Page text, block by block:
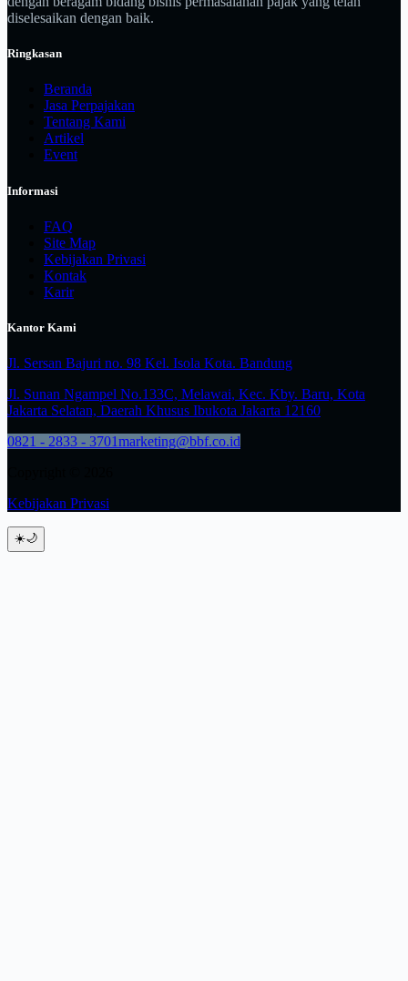
diselesaikan dengan baik.
Ringkasan
Beranda
Jasa Perpajakan
Tentang Kami
Artikel
Event
Informasi
FAQ
Site Map
Kebijakan Privasi
Kontak
Karir
Kantor Kami
Jl. Sersan Bajuri no. 98 Kel. Isola Kota. Bandung
Jl. Sunan Ngampel No.133C, Melawai, Kec. Kby. Baru, Kota
Jakarta Selatan, Daerah Khusus Ibukota Jakarta 12160
0821 - 2833 - 3701marketing@bbf.co.id
Kebijakan Privasi
☀️🌙